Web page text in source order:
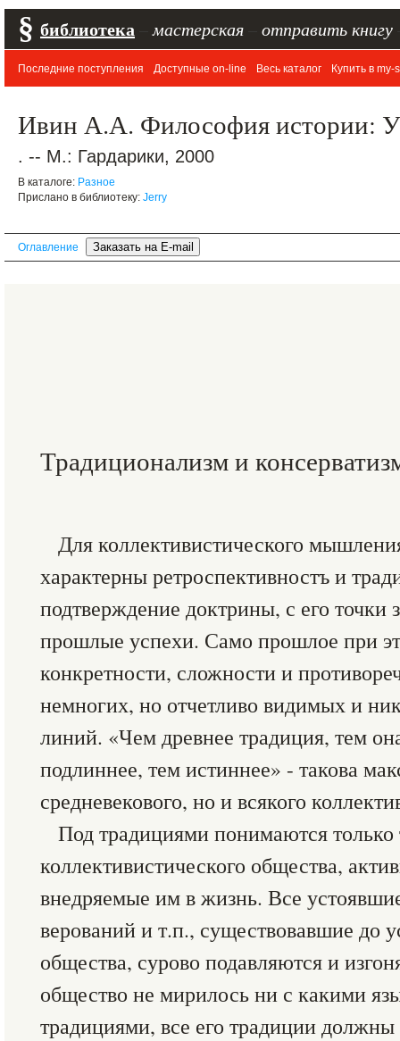
§ библиотека мастерская отправить книгу
Последние поступления Доступные on-line Весь каталог Купить в my-
Ивин А.А. Философия истории:
. -- М.: Гардарики, 2000
В каталоге: Разное
Прислано в библиотеку: Jerry
Оглавление
Традиционализм и
Для коллективистического
характерны ретроспективностъ и
подтверждение доктрины, с его
прошлые успехи. Само прошлое при
конкретности, сложности и
немногих, но отчетливо видимых и
линий. «Чем древнее традиция, тем
подлиннее, тем истиннее» - такова
средневекового, но и всякого
Под традициями понимаются только
коллективистического общества,
внедряемые им в жизнь. Все
верований и т.п., существовавшие до
общества, сурово подавляются и
общество не мирилось ни с какими
традициями, все его традиции